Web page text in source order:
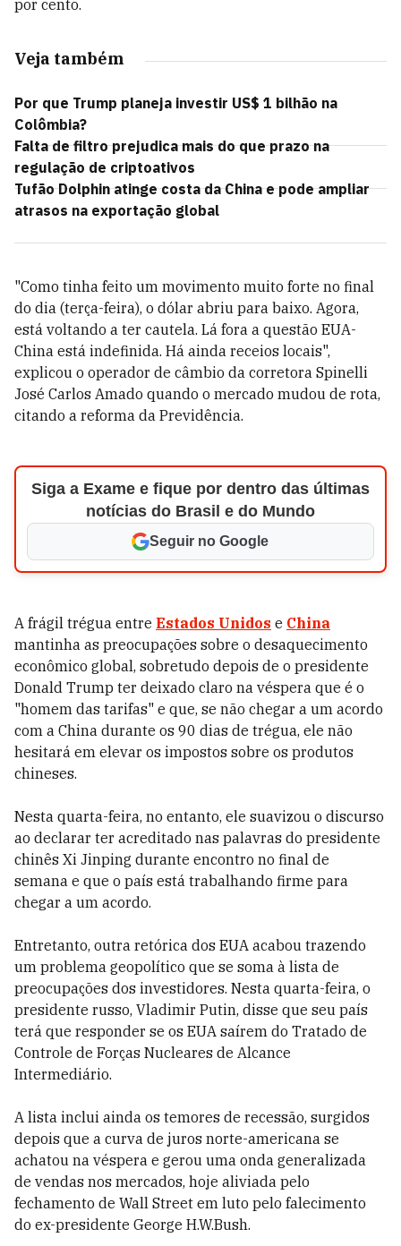
por cento.
Veja também
Por que Trump planeja investir US$ 1 bilhão na
Colômbia?
Falta de filtro prejudica mais do que prazo na
regulação de criptoativos
Tufão Dolphin atinge costa da China e pode ampliar
atrasos na exportação global
"Como tinha feito um movimento muito forte no final
do dia (terça-feira), o dólar abriu para baixo. Agora,
está voltando a ter cautela. Lá fora a questão EUA-
China está indefinida. Há ainda receios locais",
explicou o operador de câmbio da corretora Spinelli
José Carlos Amado quando o mercado mudou de rota,
citando a reforma da Previdência.
Siga a Exame e fique por dentro das últimas
notícias do Brasil e do Mundo
Seguir no Google
A frágil trégua entre Estados Unidos e China
mantinha as preocupações sobre o desaquecimento
econômico global, sobretudo depois de o presidente
Donald Trump ter deixado claro na véspera que é o
"homem das tarifas" e que, se não chegar a um acordo
com a China durante os 90 dias de trégua, ele não
hesitará em elevar os impostos sobre os produtos
chineses.
Nesta quarta-feira, no entanto, ele suavizou o discurso
ao declarar ter acreditado nas palavras do presidente
chinês Xi Jinping durante encontro no final de
semana e que o país está trabalhando firme para
chegar a um acordo.
Entretanto, outra retórica dos EUA acabou trazendo
um problema geopolítico que se soma à lista de
preocupações dos investidores. Nesta quarta-feira, o
presidente russo, Vladimir Putin, disse que seu país
terá que responder se os EUA saírem do Tratado de
Controle de Forças Nucleares de Alcance
Intermediário.
A lista inclui ainda os temores de recessão, surgidos
depois que a curva de juros norte-americana se
achatou na véspera e gerou uma onda generalizada
de vendas nos mercados, hoje aliviada pelo
fechamento de Wall Street em luto pelo falecimento
do ex-presidente George H.W.Bush.